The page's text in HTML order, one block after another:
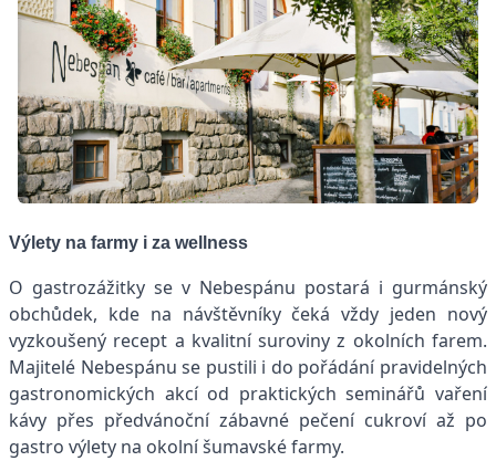
Výlety na farmy i za wellness
O gastrozážitky se v Nebespánu postará i gurmánský
obchůdek, kde na návštěvníky čeká vždy jeden nový
vyzkoušený recept a kvalitní suroviny z okolních farem.
Majitelé Nebespánu se pustili i do pořádání pravidelných
gastronomických akcí od praktických seminářů vaření
kávy přes předvánoční zábavné pečení cukroví až po
gastro výlety na okolní šumavské farmy.